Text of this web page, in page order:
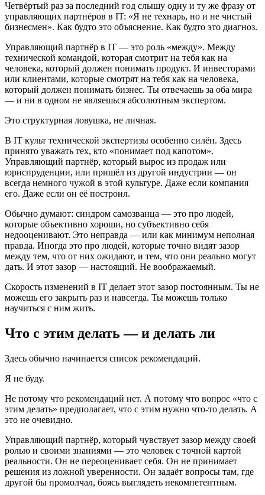
Четвёртый раз за последний год слышу одну и ту же фразу от
управляющих партнёров в IT: «Я не технарь, но и не чистый
бизнесмен». Как будто это объяснение. Как будто это диагноз.
Управляющий партнёр в IT — это роль «между». Между
технической командой, которая смотрит на тебя как на
человека, который должен понимать продукт. И инвесторами
или клиентами, которые смотрят на тебя как на человека,
который должен понимать бизнес. Ты отвечаешь за оба мира
— и ни в одном не являешься абсолютным экспертом.
Это структурная ловушка, не личная.
В IT культ технической экспертизы особенно силён. Здесь
принято уважать тех, кто «понимает под капотом».
Управляющий партнёр, который вырос из продаж или
юриспруденции, или пришёл из другой индустрии — он
всегда немного чужой в этой культуре. Даже если компания
его. Даже если он её построил.
Обычно думают: синдром самозванца — это про людей,
которые объективно хороши, но субъективно себя
недооценивают. Это неправда — или как минимум неполная
правда. Иногда это про людей, которые точно видят зазор
между тем, что от них ожидают, и тем, что они реально могут
дать. И этот зазор — настоящий. Не воображаемый.
Скорость изменений в IT делает этот зазор постоянным. Ты не
можешь его закрыть раз и навсегда. Ты можешь только
научиться с ним жить.
Что с этим делать — и делать ли
Здесь обычно начинается список рекомендаций.
Я не буду.
Не потому что рекомендаций нет. А потому что вопрос «что с
этим делать» предполагает, что с этим нужно что-то делать. А
это не очевидно.
Управляющий партнёр, который чувствует зазор между своей
ролью и своими знаниями — это человек с точной картой
реальности. Он не переоценивает себя. Он не принимает
решения из ложной уверенности. Он задаёт вопросы там, где
другой бы промолчал, боясь выглядеть некомпетентным.